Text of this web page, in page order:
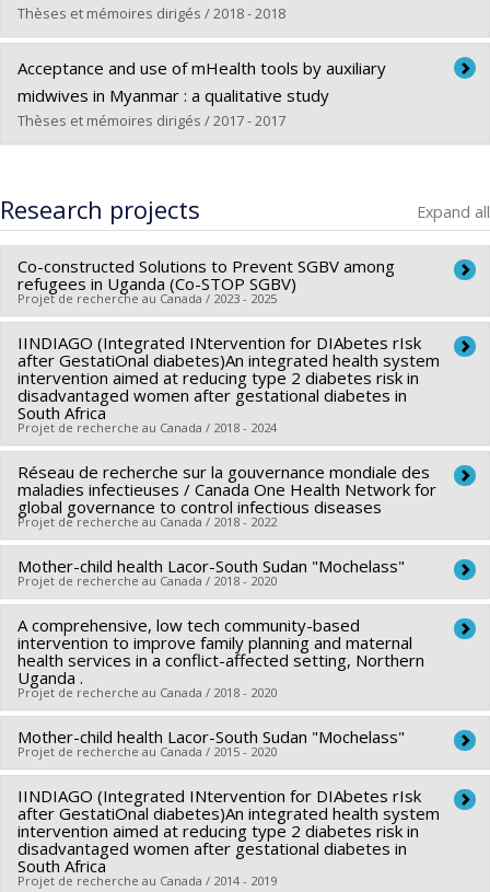
Lien vers le document dans Papyrus
Thèses et mémoires dirigés / 2018 - 2018
Graduate : Le Guillou Gagnon, Chloé
Cycle :Master's
Grade :M. Sc.
Lien vers le document dans Papyrus
Acceptance and use of mHealth tools by auxiliary
midwives in Myanmar : a qualitative study
Thèses et mémoires dirigés / 2017 - 2017
Master's
Grade :M. Sc.
Research projects Expand all
Co-constructed Solutions to Prevent SGBV among
refugees in Uganda (Co-STOP SGBV)
Projet de recherche au Canada / 2023 - 2025
Lead researcher : Christina Zarowsky
Funding sources:CRSH/Conseil de recherches en sciences
humaines du Canada
Grant programs: PV152160-Subvention Connexion
IINDIAGO (Integrated INtervention for DIAbetes rIsk
after GestatiOnal diabetes)An integrated health system
intervention aimed at reducing type 2 diabetes risk in
disadvantaged women after gestational diabetes in
South Africa
Projet de recherche au Canada / 2018 - 2024
Lead researcher : Christina Zarowsky
Co-researchers : Naomi Levitt,Katherine Murphy,Lara
Fairall, Vicki Lambert,Shane Norris
Funding sources: IRSC/Instituts de recherche en santé du
Canada
Grant programs:PVXXXXXX-Subvention d'équipe
Réseau de recherche sur la gouvernance mondiale des
maladies infectieuses / Canada One Health Network for
global governance to control infectious diseases
Projet de recherche au Canada / 2018 - 2022
Lead researcher : Hélène Carabin
Co-researchers : Christina Zarowsky
Funding sources:IRSC/Instituts de recherche en santé du
Canada
Grant programs:
PVXXXXXX-Lettre d'intention
Mother-child health Lacor-South Sudan "Mochelass"
Projet de recherche au Canada / 2018 - 2020
Co-researchers : Christina Zarowsky
Funding sources:CRDI/Centre de recherches pour le
développement international
Grant programs:
A comprehensive, low tech community-based
intervention to improve family planning and maternal
health services in a conflict-affected setting, Northern
Uganda .
Projet de recherche au Canada / 2018 - 2020
Lead researcher : Christina Zarowsky
Funding sources:Grands Défis Canada
Grant programs:
Mother-child health Lacor-South Sudan "Mochelass"
Projet de recherche au Canada / 2015 - 2020
Co-researchers : Christina Zarowsky
Funding sources:CRDI/Centre de recherches pour le
développement international
Grant programs:
IINDIAGO (Integrated INtervention for DIAbetes rIsk
after GestatiOnal diabetes)An integrated health system
intervention aimed at reducing type 2 diabetes risk in
disadvantaged women after gestational diabetes in
South Africa
Projet de recherche au Canada / 2014 - 2019